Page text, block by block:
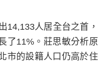
14,133人居全台之首，
了11%。莊思敏分析原
市的設籍人口仍高於住